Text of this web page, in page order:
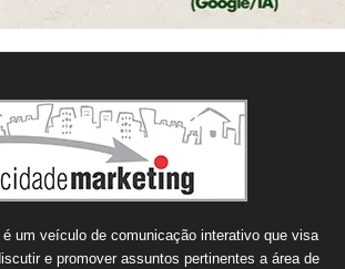
um veículo de comunicação interativo que visa
e promover assuntos pertinentes a área de